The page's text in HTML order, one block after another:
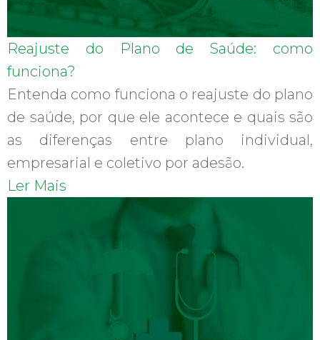
Reajuste do Plano de Saúde: como
funciona?
Entenda como funciona o reajuste do plano
de saúde, por que ele acontece e quais são
as diferenças entre plano individual,
empresarial e coletivo por adesão.
Ler Mais